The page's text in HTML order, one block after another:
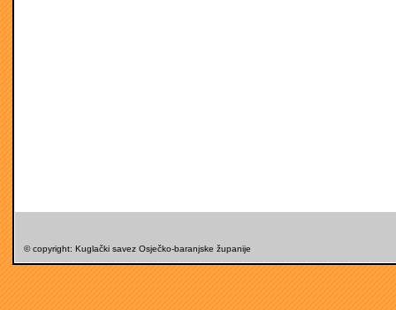
© copyright: Kuglački savez Osječko-baranjske županije